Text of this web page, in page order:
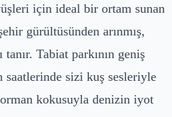
için ideal bir ortam sunan
gürültüsünden arınmış,
Tabiat parkının geniş
saatlerinde sizi kuş sesleriyle
kokusuyla denizin iyot